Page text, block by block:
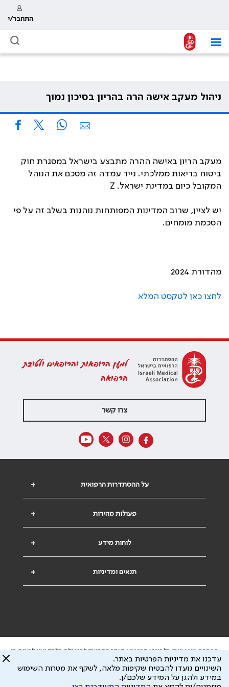
התחבר/י
ניהול מעקב אישה הרה בהריון בסיכון נמוך
מעקב הריון באישה ההרה מתבצע בישראל במסגרת חוק
ביטוח בריאות ממלכתי. נייר עמדה זה מסכם את הנוהל
המקובל כיום במדינת ישראל. Z
יש לציין, שרוב המדינות המפותחות נוהגות בשלב זה על פי
הסכמת מומחים.
מהדורת 2024
לחצו כאן לטקסט המלא
למען הרופאות והרופאים ולטובת
הרפואה
צרו קשר
+ על ההסתדרות הרפואית
+ פעולות מהירות
+ לוחות מידע
+ תנאים ומדיניות
הבהרה משפטית: כל נושא המופיע באתר זה נועד להשכלה בלבד ואין לראות בו
ייעוץ רפואי או משפטי. אין הר"י אחראית לתוכן המתפרסם באתר זה ולכל נזק
שעלול להיגרם.
ידוע לי שהר"י אוספת ושומרת מידע אישי לצורך מתן השרות וכי חלק ממנו עשוי
עדכנו את מדיניות הפרטיות באתר.
השינויים נועדו להבטיח שקיפות מלאה, לשקף את מטרות השימוש
במידע ולהגן על המידע שלכם/ן.